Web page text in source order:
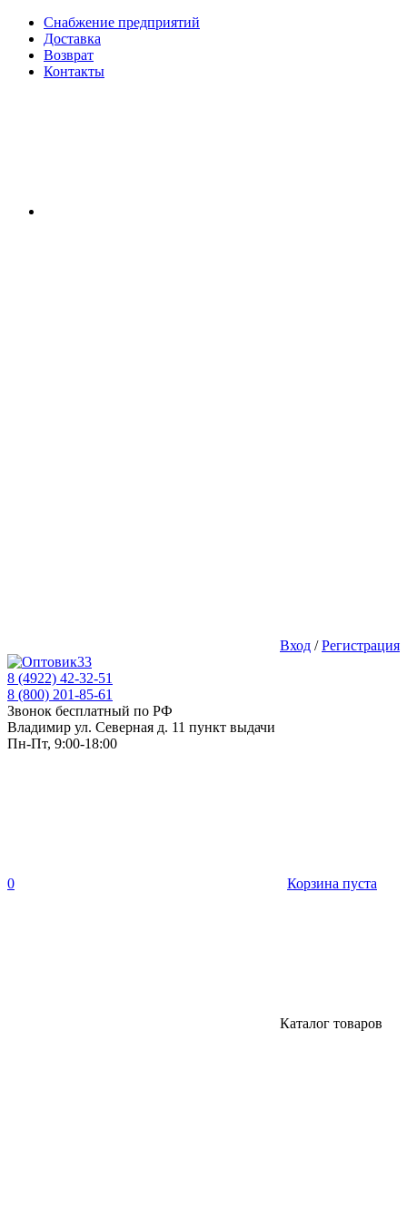
Снабжение предприятий
Доставка
Возврат
Контакты
Вход /Регистрация
8 (4922) 42-32-51
8 (800) 201-85-61
Звонок бесплатный по РФ
Владимир ул. Северная д. 11 пункт выдачи
Пн-Пт, 9:00-18:00
0 Корзина пуста
Каталог товаров